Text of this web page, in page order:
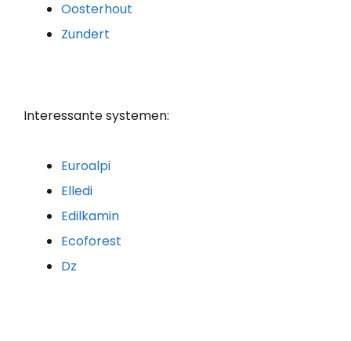
Oosterhout
Zundert
Interessante systemen:
Euroalpi
Elledi
Edilkamin
Ecoforest
Dz